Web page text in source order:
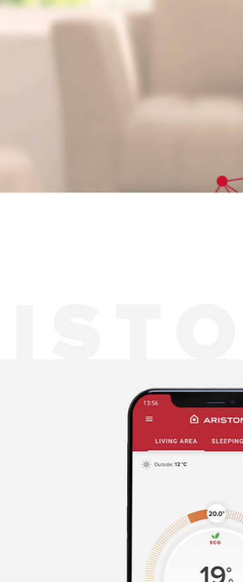
ΟΛΑ ΤΑ ΜΟΝΤΕΛΑ ΤΗΣ ΚΑΤΗΓΟΡΙΑΣ ΕΠΙΤΟΙΧΟΙ